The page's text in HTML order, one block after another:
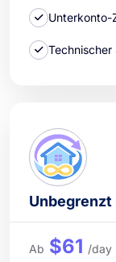
Unterkonto-
Ab $61 /day